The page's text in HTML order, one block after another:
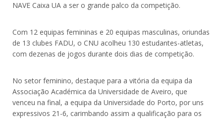
NAVE Caixa UA a ser o grande palco da competição.
Com 12 equipas femininas e 20 equipas masculinas, oriundas
de 13 clubes FADU, o CNU acolheu 130 estudantes-atletas,
com dezenas de jogos durante dois dias de competição.
No setor feminino, destaque para a vitória da equipa da
Associação Académica da Universidade de Aveiro, que
venceu na final, a equipa da Universidade do Porto, por uns
expressivos 21-6, carimbando assim a qualificação para os